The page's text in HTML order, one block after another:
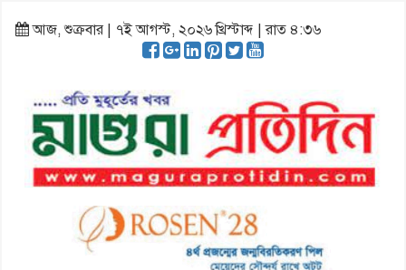
আজ, শুক্রবার | ৭ই আগস্ট, ২০২৬ খ্রিস্টাব্দ | রাত ৪:৩৬